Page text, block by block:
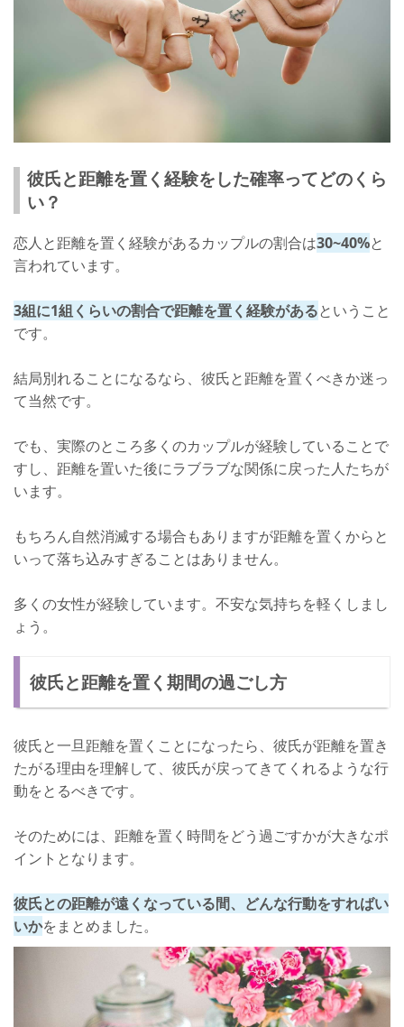
彼氏と距離を置く経験をした確率ってどのくら
い？
恋人と距離を置く経験があるカップルの割合は30~40%と
言われています。
3組に1組くらいの割合で距離を置く経験があるということ
です。
結局別れることになるなら、彼氏と距離を置くべきか迷っ
て当然です。
でも、実際のところ多くのカップルが経験していることで
すし、距離を置いた後にラブラブな関係に戻った人たちが
います。
もちろん自然消滅する場合もありますが距離を置くからと
いって落ち込みすぎることはありません。
多くの女性が経験しています。不安な気持ちを軽くしまし
ょう。
彼氏と距離を置く期間の過ごし方
彼氏と一旦距離を置くことになったら、彼氏が距離を置き
たがる理由を理解して、彼氏が戻ってきてくれるような行
動をとるべきです。
そのためには、距離を置く時間をどう過ごすかが大きなポ
イントとなります。
彼氏との距離が遠くなっている間、どんな行動をすればい
いかをまとめました。